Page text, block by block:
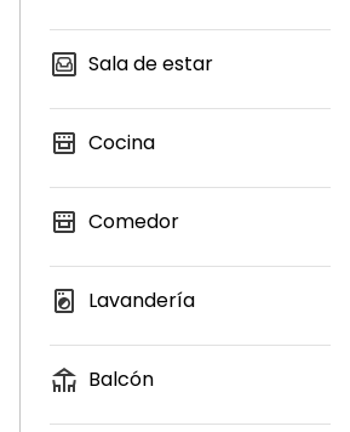
Sala de estar
Cocina
Comedor
Lavandería
Balcón